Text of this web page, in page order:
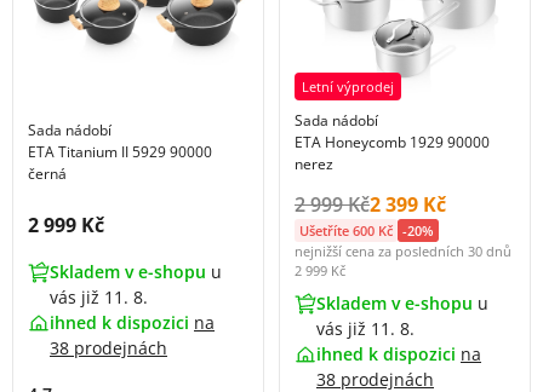
Sada nádobí
ETA Titanium II 5929 90000
černá
Cena s DPH:
2 999 Kč
Skladem v e-shopu u
vás již 11. 8.
ihned k dispozici na
38 prodejnách
Letní výprodej
Sada nádobí
ETA Honeycomb 1929 90000
nerez
Původní cena s DPH:
2 999 KčCena s DPH:
2 399 Kč
Ušetříte 600 Kč -20%
nejnižší cena za posledních 30 dnů
2 999 Kč
Skladem v e-shopu u
vás již 11. 8.
ihned k dispozici na
38 prodejnách